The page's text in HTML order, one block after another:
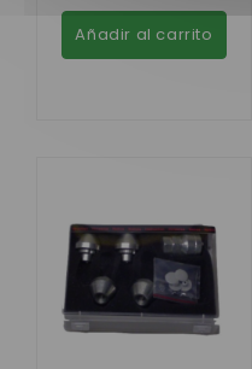
Añadir al carrito